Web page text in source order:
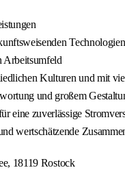
Arbeitsumfeld
Kulturen und mit
und großem
eine zuverlässige
wertschätzende
18119 Rostock